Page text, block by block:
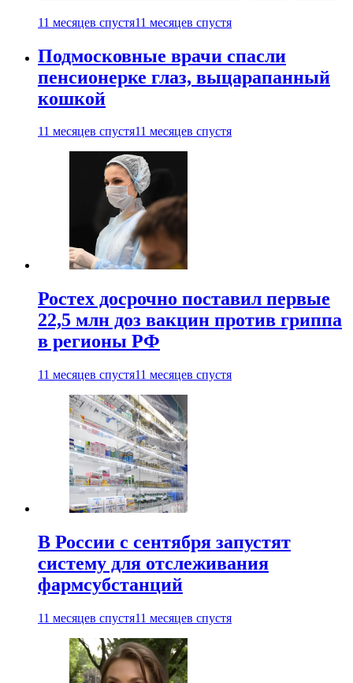
11 месяцев спустя11 месяцев спустя
Подмосковные врачи спасли
пенсионерке глаз, выцарапанный
кошкой
11 месяцев спустя11 месяцев спустя
Ростех досрочно поставил первые
22,5 млн доз вакцин против гриппа
в регионы РФ
11 месяцев спустя11 месяцев спустя
В России с сентября запустят
систему для отслеживания
фармсубстанций
11 месяцев спустя11 месяцев спустя